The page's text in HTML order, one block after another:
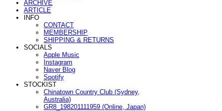
ARCHIVE
ARTICLE
INFO
CONTACT
MEMBERSHIP
SHIPPING & RETURNS
SOCIALS
Apple Music
Instagram
Naver Blog
Spotify
STOCKIST
Chinatown Country Club (Sydney,
Australia)
GR8_198201111959 (Online, Japan)